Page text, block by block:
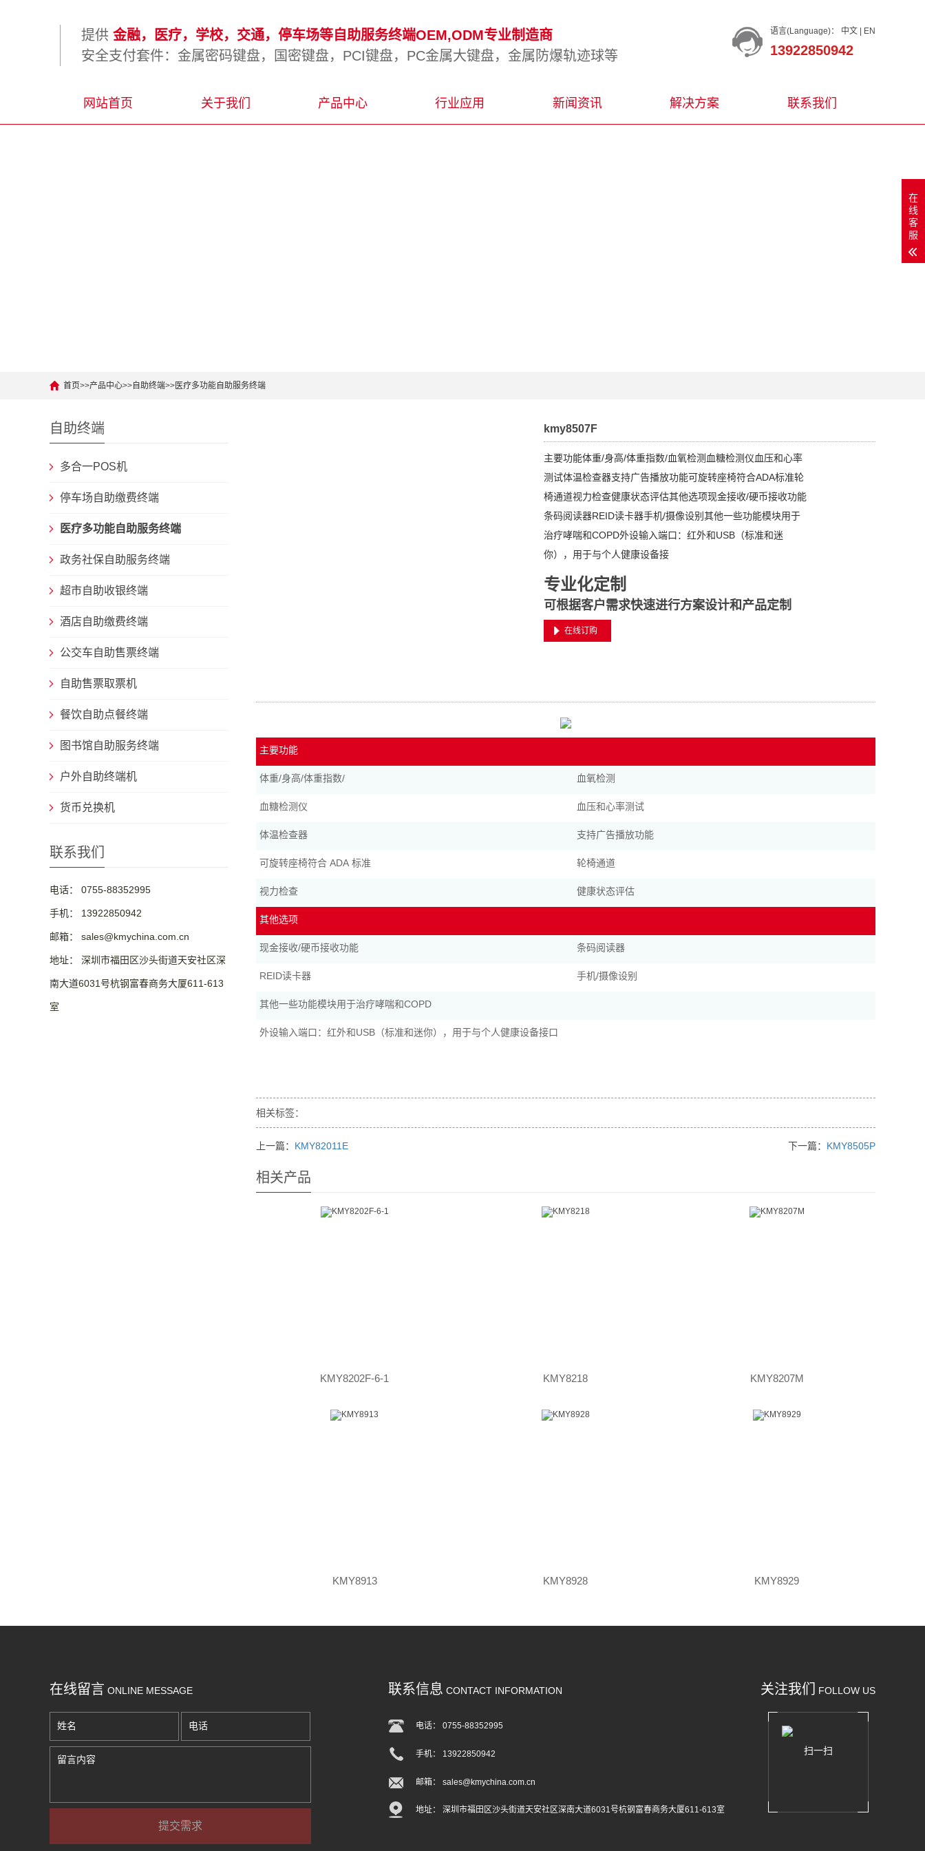
语言(Language)： 中文 EN
13922850942
提供 金融，医疗，学校，交通，停车场等自助服务终端OEM,ODM专业制造商
安全支付套件：金属密码键盘，国密键盘，PCI键盘，PC金属大键盘，金属防爆轨迹球等
网站首页 关于我们 产品中心 行业应用 新闻资讯 解决方案 联系我们
首页>>产品中心>>自助终端>>医疗多功能自助服务终端
自助终端
多合一POS机
停车场自助缴费终端
医疗多功能自助服务终端
政务社保自助服务终端
超市自助收银终端
酒店自助缴费终端
公交车自助售票终端
自助售票取票机
餐饮自助点餐终端
图书馆自助服务终端
户外自助终端机
货币兑换机
联系我们
电话： 0755-88352995
手机： 13922850942
邮箱： sales@kmychina.com.cn
地址： 深圳市福田区沙头街道天安社区深
南大道6031号杭钢富春商务大厦611-613
室
kmy8507F
主要功能体重/身高/体重指数/血氧检测血糖检测仪血压和心率
测试体温检查器支持广告播放功能可旋转座椅符合ADA标准轮
椅通道视力检查健康状态评估其他选项现金接收/硬币接收功能
条码阅读器REID读卡器手机/摄像设别其他一些功能模块用于
治疗哮喘和COPD外设输入端口：红外和USB（标准和迷
你），用于与个人健康设备接
专业化定制
可根据客户需求快速进行方案设计和产品定制
在线订购
主要功能
体重/身高/体重指数/ 血氧检测
血糖检测仪 血压和心率测试
体温检查器 支持广告播放功能
可旋转座椅符合 ADA 标准 轮椅通道
视力检查 健康状态评估
其他选项
现金接收/硬币接收功能 条码阅读器
REID读卡器 手机/摄像设别
其他一些功能模块用于治疗哮喘和COPD
外设输入端口：红外和USB（标准和迷你），用于与个人健康设备接口
相关标签：
上一篇： KMY82011E 下一篇： KMY8505P
相关产品
KMY8202F-6-1 KMY8218 KMY8207M
KMY8913 KMY8928 KMY8929
关注我们 FOLLOW US
扫一扫
在线留言 ONLINE MESSAGE 联系信息 CONTACT INFORMATION
电话： 0755-88352995
手机： 13922850942
邮箱： sales@kmychina.com.cn
地址： 深圳市福田区沙头街道天安社区深南大道6031号杭钢富春商务大厦611-613室
在
线
客
服